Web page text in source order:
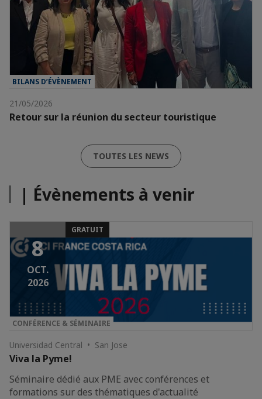
BILANS D’ÉVÈNEMENT
21/05/2026
Retour sur la réunion du secteur touristique
TOUTES LES NEWS
| Évènements à venir
8
OCT.
2026
GRATUIT
CONFÉRENCE & SÉMINAIRE
Universidad Central • San Jose
Viva la Pyme!
Séminaire dédié aux PME avec conférences et
formations sur des thématiques d'actualité